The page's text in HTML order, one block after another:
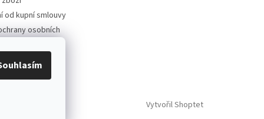
od kupní smlouvy
osobních
Vytvořil Shoptet